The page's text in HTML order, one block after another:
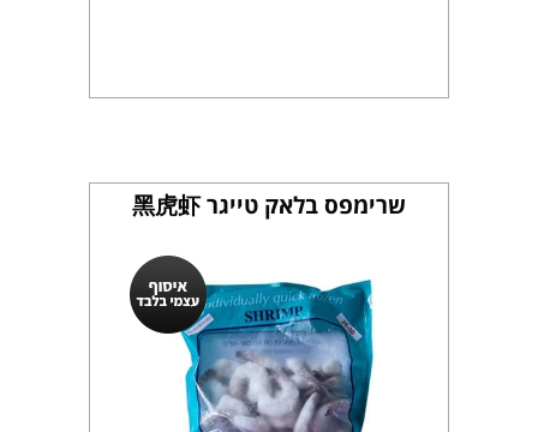
שרימפס בלאק טייגר 黑虎虾